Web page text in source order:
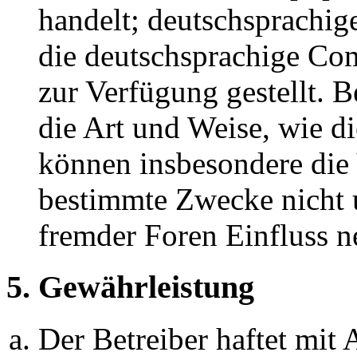
handelt;
die deutschsprachige
zur Verfügung gestellt.
die Art und Weise, wie
können insbesondere
bestimmte Zwecke nicht
fremder Foren Einfluss
5. Gewährleistung
Der Betreiber haftet mit